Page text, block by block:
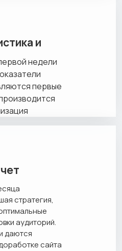
недели
первые
и
стратегия,
аудиторий.
даются
сайта